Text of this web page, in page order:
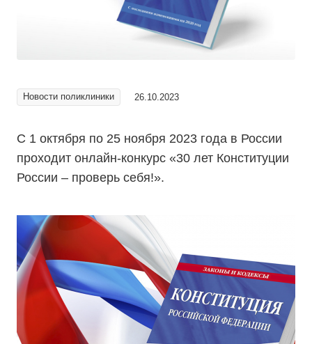
Новости поликлиники 26.10.2023
С 1 октября по 25 ноября 2023 года в России
проходит онлайн-конкурс «30 лет Конституции
России – проверь себя!».